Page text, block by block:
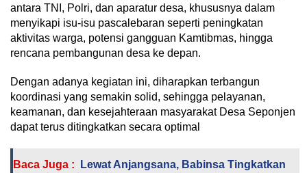
antara TNI, Polri, dan aparatur desa, khususnya dalam
menyikapi isu-isu pascalebaran seperti peningkatan
aktivitas warga, potensi gangguan Kamtibmas, hingga
rencana pembangunan desa ke depan.
Dengan adanya kegiatan ini, diharapkan terbangun
koordinasi yang semakin solid, sehingga pelayanan,
keamanan, dan kesejahteraan masyarakat Desa Seponjen
dapat terus ditingkatkan secara optimal
Baca Juga :
Lewat Anjangsana, Babinsa Tingkatkan